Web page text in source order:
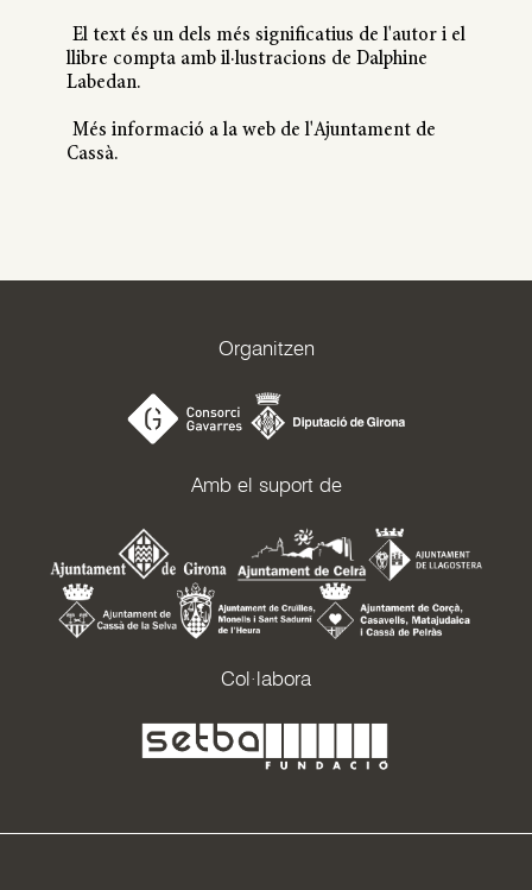
El text és un dels més significatius de l'autor i el
llibre compta amb il·lustracions de Dalphine
Labedan.
Més informació a la web de l'Ajuntament de
Cassà.
Organitzen
Amb el suport de
Col·labora